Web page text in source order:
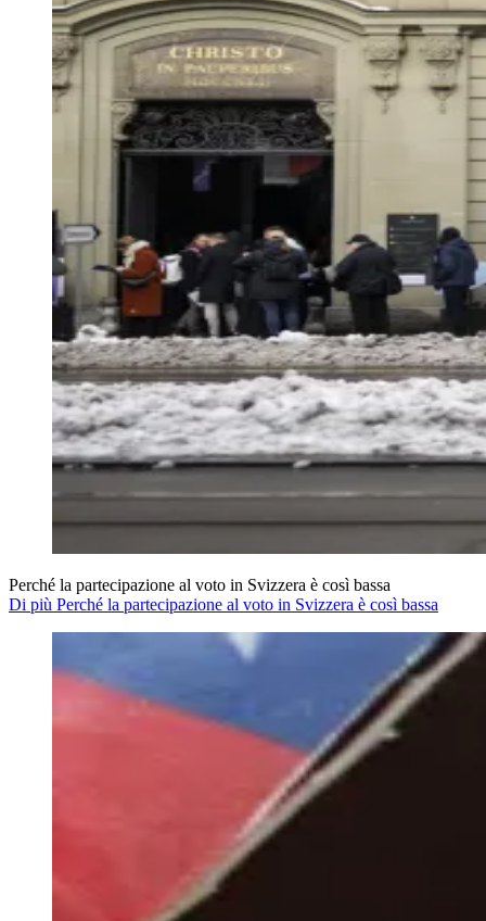
Perché la partecipazione al voto in Svizzera è così bassa
Di più Perché la partecipazione al voto in Svizzera è così bassa